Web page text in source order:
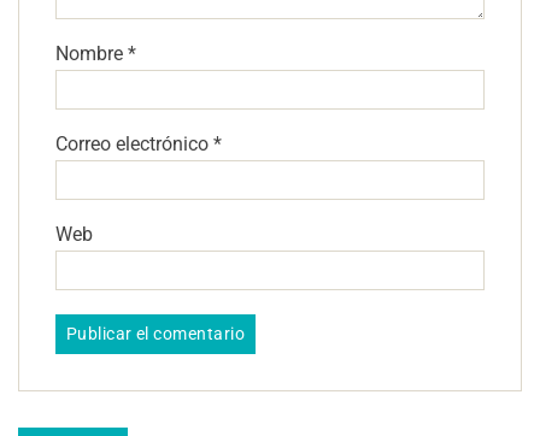
Nombre *
Correo electrónico *
Web